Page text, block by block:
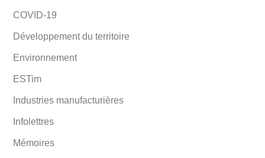
COVID-19
Développement du territoire
Environnement
ESTim
Industries manufacturières
Infolettres
Mémoires